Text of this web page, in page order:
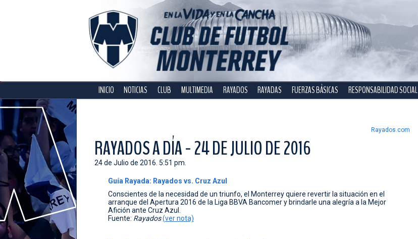
INICIO NOTICIAS CLUB MULTIMEDIA RAYADOS RAYADAS FUERZAS BÁSICAS RESPONSABILIDAD SOCIAL
Rayados.com
RAYADOS A DÍA - 24 DE JULIO DE 2016
24 de Julio de 2016. 5:51 pm.
Guía Rayada: Rayados vs. Cruz Azul
Conscientes de la necesidad de un triunfo, el Monterrey quiere revertir la situación en el
arranque del Apertura 2016 de la Liga BBVA Bancomer y brindarle una alegría a la Mejor
Afición ante Cruz Azul.
Fuente: Rayados (ver nota)